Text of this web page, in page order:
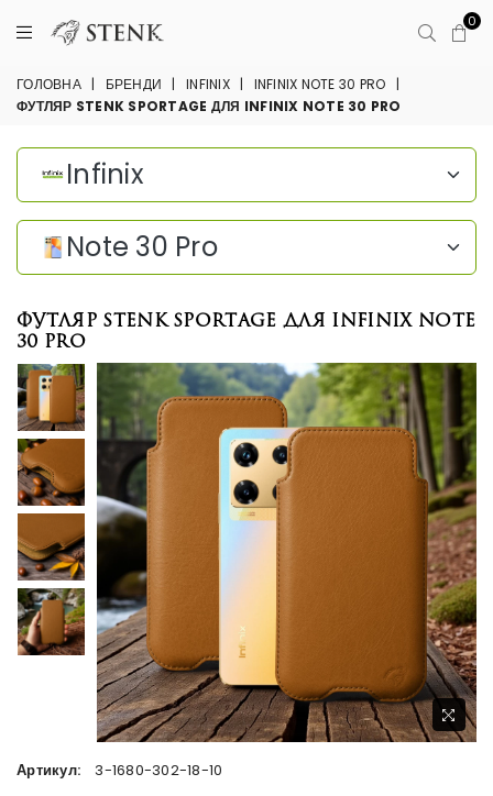
0
ГОЛОВНА | БРЕНДИ | INFINIX | INFINIX NOTE 30 PRO
|
ФУТЛЯР STENK SPORTAGE ДЛЯ INFINIX NOTE 30 PRO
Футляр Stenk Sportage для Infinix Note
30 Pro
Infinix
Note 30 Pro
Артикул: 3-1680-302-18-10